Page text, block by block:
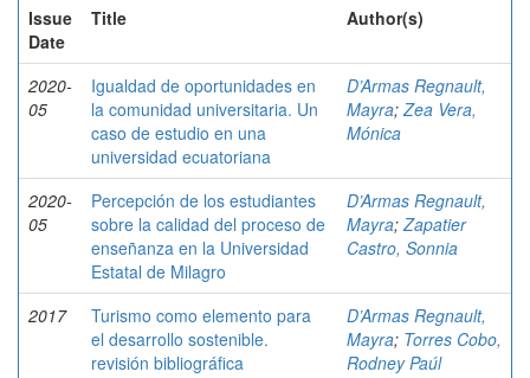
Issue
Date
Title Author(s)
2020-
05
Igualdad de oportunidades en
la comunidad universitaria. Un
caso de estudio en una
universidad ecuatoriana
D’Armas Regnault,
Mayra; Zea Vera,
Mónica
2020-
05
Percepción de los estudiantes
sobre la calidad del proceso de
enseñanza en la Universidad
Estatal de Milagro
D’Armas Regnault,
Mayra; Zapatier
Castro, Sonnia
2017
Turismo como elemento para
el desarrollo sostenible.
revisión bibliográfica
D’Armas Regnault,
Mayra; Torres Cobo,
Rodney Paúl